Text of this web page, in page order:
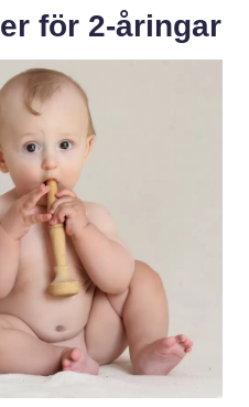
för 2-åringar